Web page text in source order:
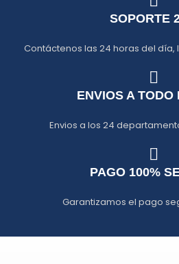
SOPORTE
Contáctenos las 24 horas del día,
ENVIOS A TODO
Envios a los 24
PAGO 100%
Garantizamos el pago